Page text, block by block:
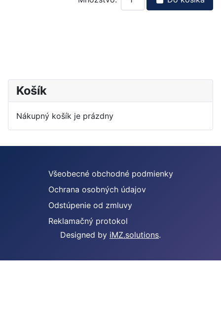
Košík
Nákupný košík je prázdny
Všeobecné obchodné podmienky
Ochrana osobných údajov
Odstúpenie od zmluvy
Reklamačný protokol
Designed by iMZ.solutions.